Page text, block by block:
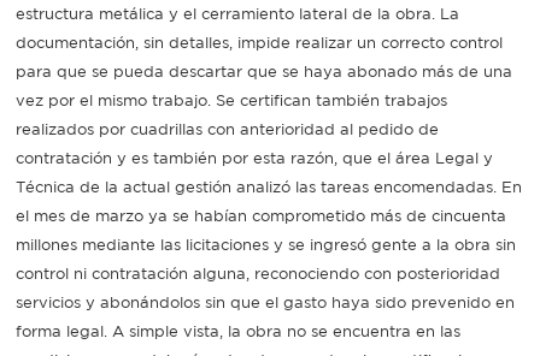
estructura metálica y el cerramiento lateral de la obra. La
documentación, sin detalles, impide realizar un correcto control
para que se pueda descartar que se haya abonado más de una
vez por el mismo trabajo. Se certifican también trabajos
realizados por cuadrillas con anterioridad al pedido de
contratación y es también por esta razón, que el área Legal y
Técnica de la actual gestión analizó las tareas encomendadas. En
el mes de marzo ya se habían comprometido más de cincuenta
millones mediante las licitaciones y se ingresó gente a la obra sin
control ni contratación alguna, reconociendo con posterioridad
servicios y abonándolos sin que el gasto haya sido prevenido en
forma legal. A simple vista, la obra no se encuentra en las